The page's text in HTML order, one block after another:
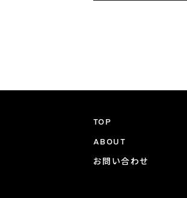
TOP
ABOUT
お問い合わせ